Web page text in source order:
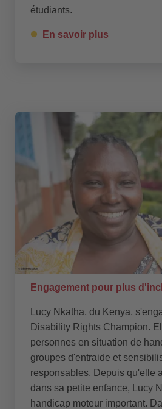
étudiants.
En savoir plus
Engagement pour plus
Lucy Nkatha, du Kenya,
Disability Rights Champion.
personnes en situation de
groupes d'entraide et
responsables. Depuis qu'elle
dans sa petite enfance, Lucy
handicap moteur important.